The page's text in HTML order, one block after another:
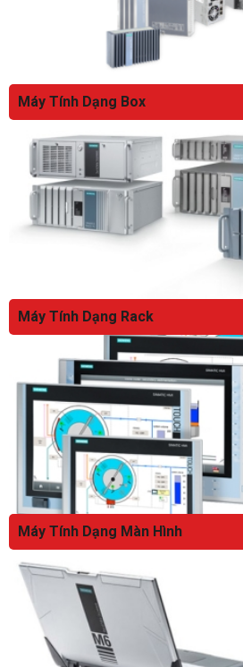
Máy Tính Dạng Box
Máy Tính Dạng Rack
Máy Tính Dạng Màn Hình